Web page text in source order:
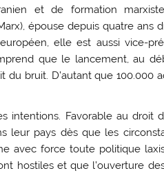
et de formation
épouse depuis quatre ans
elle est aussi vice-
que le lancement, au
du bruit. D’autant que 100.000
intentions. Favorable au droit
leur pays dès que les
avec force toute politique
hostiles et que l’ouverture